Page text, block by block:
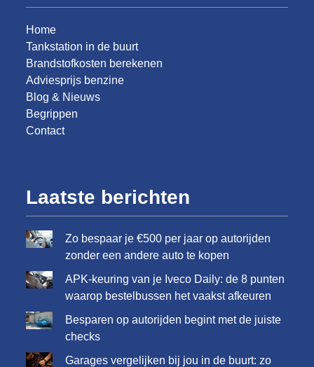
Home
Tankstation in de buurt
Brandstofkosten berekenen
Adviesprijs benzine
Blog & Nieuws
Begrippen
Contact
Laatste berichten
Zo bespaar je €500 per jaar op autorijden
zonder een andere auto te kopen
APK-keuring van je Iveco Daily: de 8 punten
waarop bestelbussen het vaakst afkeuren
Besparen op autorijden begint met de juiste
checks
Garages vergelijken bij jou in de buurt: zo